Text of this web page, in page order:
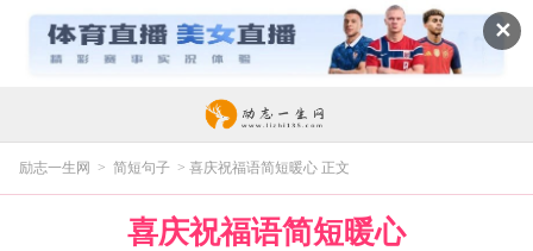
✕
励志一生网 > 简短句子 > 喜庆祝福语简短暖心 正文
喜庆祝福语简短暖心